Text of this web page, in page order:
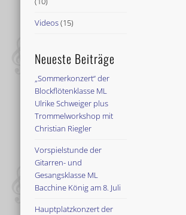
Videos(15)
Neueste Beiträge
„Sommerkonzert“ der
Blockflötenklasse ML
Ulrike Schweiger plus
Trommelworkshop mit
Christian Riegler
Vorspielstunde der
Gitarren- und
Gesangsklasse ML
Bacchine König am 8. Juli
Hauptplatzkonzert der